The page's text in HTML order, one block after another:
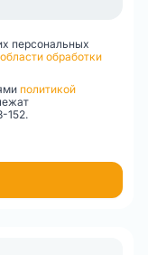
персональных
обработки
политикой
152.